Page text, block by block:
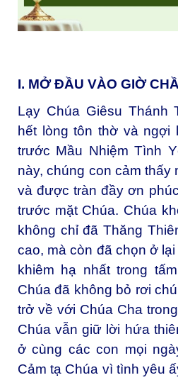
I. MỞ ĐẦU VÀO GIỜ
Lạy Chúa Giêsu Thánh
hết lòng tôn thờ và ngợi
trước Mầu Nhiệm Tình
này, chúng con cảm thấy
và được tràn đầy ơn
trước mặt Chúa. Chúa
không chỉ đã Thăng
cao, mà còn đã chọn ở
khiêm hạ nhất trong
Chúa đã không bỏ rơi
trở về với Chúa Cha
Chúa vẫn giữ lời hứa
ở cùng các con mọi
Cảm tạ Chúa vì tình yêu